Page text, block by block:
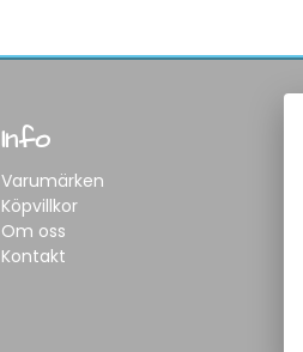
Info
Varumärken
Köpvillkor
Om oss
Kontakt